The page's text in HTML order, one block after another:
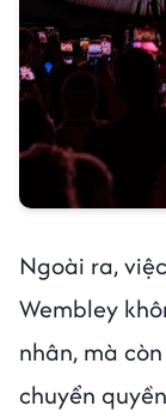
Ngoài ra,
Wembley
nhân, mà
chuyển